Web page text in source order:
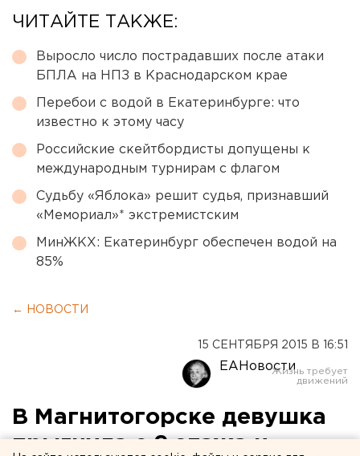
ЧИТАЙТЕ ТАКЖЕ:
Выросло число пострадавших после атаки
БПЛА на НПЗ в Краснодарском крае
Перебои с водой в Екатеринбурге: что
известно к этому часу
Российские скейтбордисты допущены к
международным турнирам с флагом
Судьбу «Яблока» решит судья, признавший
«Мемориал»* экстремистским
МинЖКХ: Екатеринбург обеспечен водой на
85%
← НОВОСТИ
15 СЕНТЯБРЯ 2015 В 16:51
ЕАНовости
В Магнитогорске девушка
прыгнула с 9 этажа и